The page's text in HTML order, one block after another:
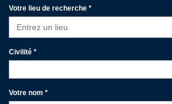
Votre lieu de recherche *
Entrez un lieu
Civilité *
Votre nom *